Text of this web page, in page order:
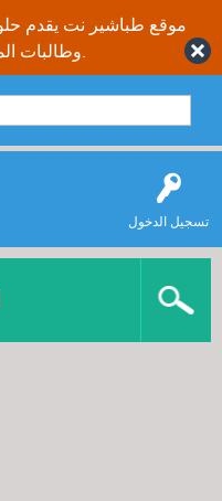
موقع طباشير نت يقدم
تسجيل الدخول